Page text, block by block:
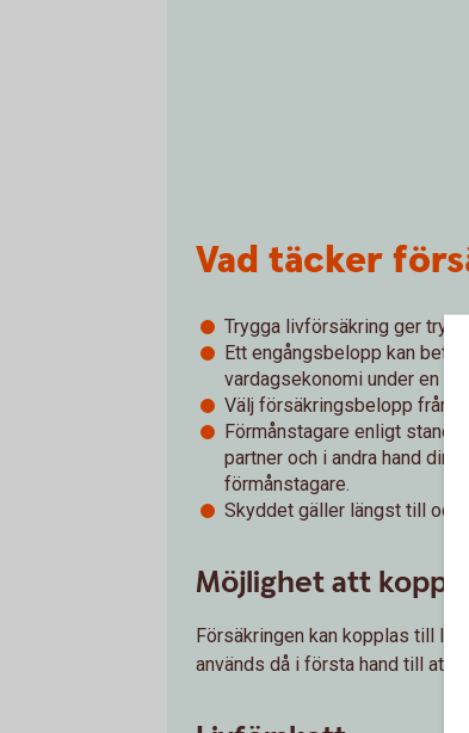
Vad täcker
Trygga livförsäkring ger
Ett engångsbelopp kan
vardagsekonomi under en
Välj försäkringsbelopp från
Förmånstagare enligt
partner och i andra hand
förmånstagare.
Skyddet gäller längst till och
Möjlighet att
Försäkringen kan kopplas till
används då i första hand till att